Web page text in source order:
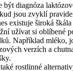
být diagnóza
jsou zvyklí
existuje široká
užívat si oblíbené
Například mléko,
verzích a
rostlinné